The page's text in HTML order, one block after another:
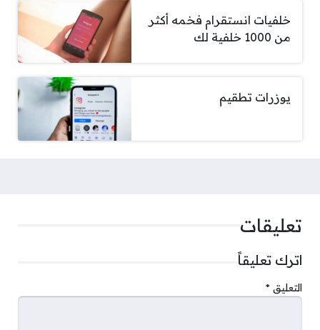
خلفيات انستقرام فخمه أكثر
من 1000 خلفية لك
يوزرات تطقيم
تعليقات
اترك تعليقاً
التعليق *